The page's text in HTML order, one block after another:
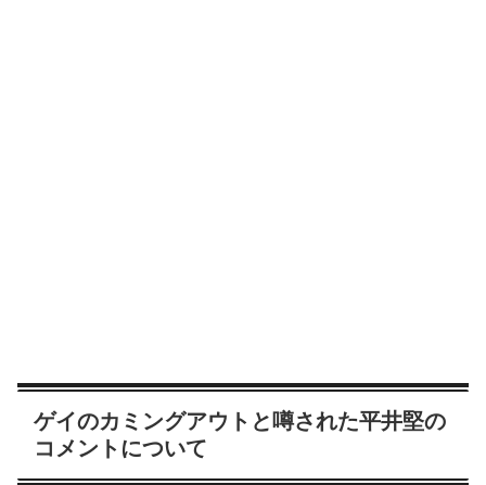
ゲイのカミングアウトと噂された平井堅の
コメントについて